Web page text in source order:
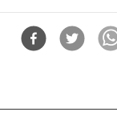
sulfatos, parabenos ni
dermatólogos. Envuelto
Jabón De Barra